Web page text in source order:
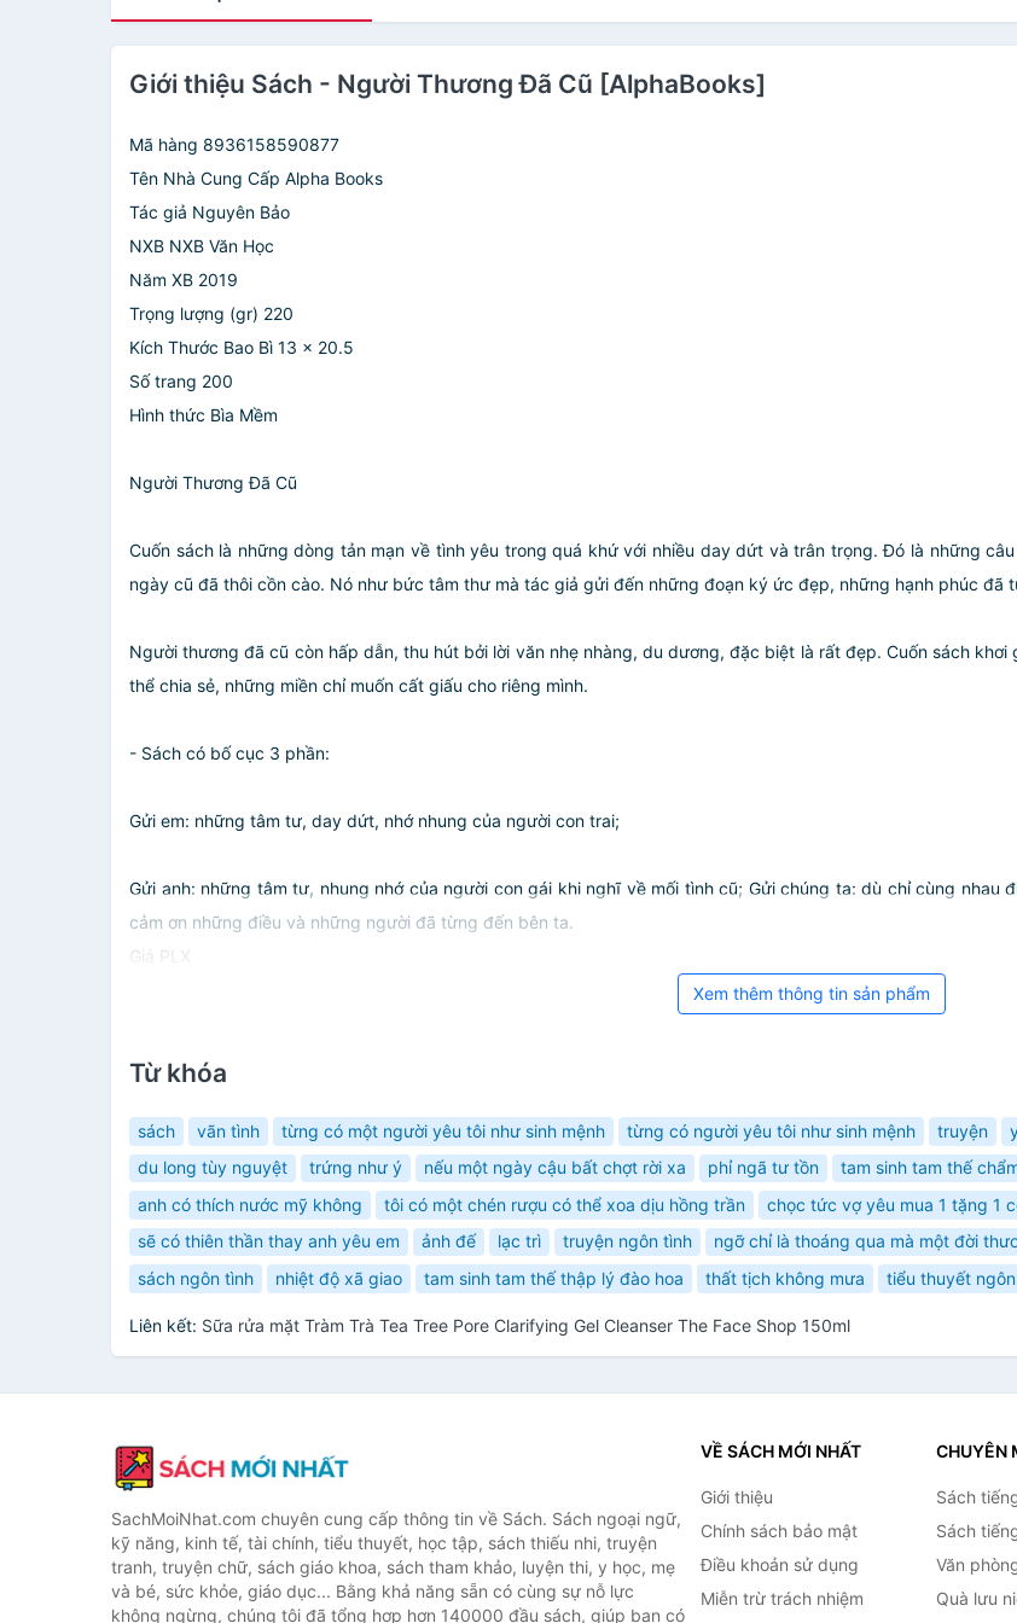
Giới thiệu Sách - Người Thương Đã Cũ [AlphaBooks]
Mã hàng 8936158590877
Tên Nhà Cung Cấp Alpha Books
Tác giả Nguyên Bảo
NXB NXB Văn Học
Năm XB 2019
Trọng lượng (gr) 220
Kích Thước Bao Bì 13 x 20.5
Số trang 200
Hình thức Bìa Mềm
Người Thương Đã Cũ
Cuốn sách là những dòng tản mạn về tình yêu trong quá khứ với nhiều day dứt và trân trọng. Đó là những
ngày cũ đã thôi cồn cào. Nó như bức tâm thư mà tác giả gửi đến những đoạn ký ức đẹp, những hạnh phúc đã
Người thương đã cũ còn hấp dẫn, thu hút bởi lời văn nhẹ nhàng, du dương, đặc biệt là rất đẹp. Cuốn sách
thể chia sẻ, những miền chỉ muốn cất giấu cho riêng mình.
- Sách có bố cục 3 phần:
Gửi em: những tâm tư, day dứt, nhớ nhung của người con trai;
Gửi anh: những tâm tư, nhung nhớ của người con gái khi nghĩ về mối tình cũ; Gửi chúng ta: dù chỉ cùng
cảm ơn những điều và những người đã từng đến bên ta.
Giá PLX
Xem thêm thông tin sản phẩm
Từ khóa
sách vãn tình từng có một người yêu tôi như sinh mệnh từng có người yêu tôi như sinh mệnh truyện
du long tùy nguyệt
trứng như ý nếu một ngày cậu bất chợt rời xa phỉ ngã tư tồn tam sinh tam thế
anh có thích nước mỹ không
tôi có một chén rượu có thể xoa dịu hồng trần chọc tức vợ yêu mua 1 tặng 1
sẽ có thiên thần thay anh yêu em
ảnh đế lạc trì truyện ngôn tình ngỡ chỉ là thoáng qua mà một đời
sách ngôn tình
nhiệt độ xã giao tam sinh tam thế thập lý đào hoa thất tịch không mưa tiểu thuyết
Liên kết: Sữa rửa mặt Tràm Trà Tea Tree Pore Clarifying Gel Cleanser The Face Shop 150ml
SachMoiNhat.com chuyên cung cấp thông tin về Sách. Sách ngoại ngữ,
kỹ năng, kinh tế, tài chính, tiểu thuyết, học tập, sách thiếu nhi, truyện
tranh, truyện chữ, sách giáo khoa, sách tham khảo, luyện thi, y học, mẹ
và bé, sức khỏe, giáo dục... Bằng khả năng sẵn có cùng sự nỗ lực
không ngừng, chúng tôi đã tổng hợp hơn 140000 đầu sách, giúp bạn có
VỀ SÁCH MỚI NHẤT
Giới thiệu
Chính sách bảo mật
Điều khoản sử dụng
Miễn trừ trách nhiệm
CHUYÊN
Sách
Sách
Văn
Quà lưu